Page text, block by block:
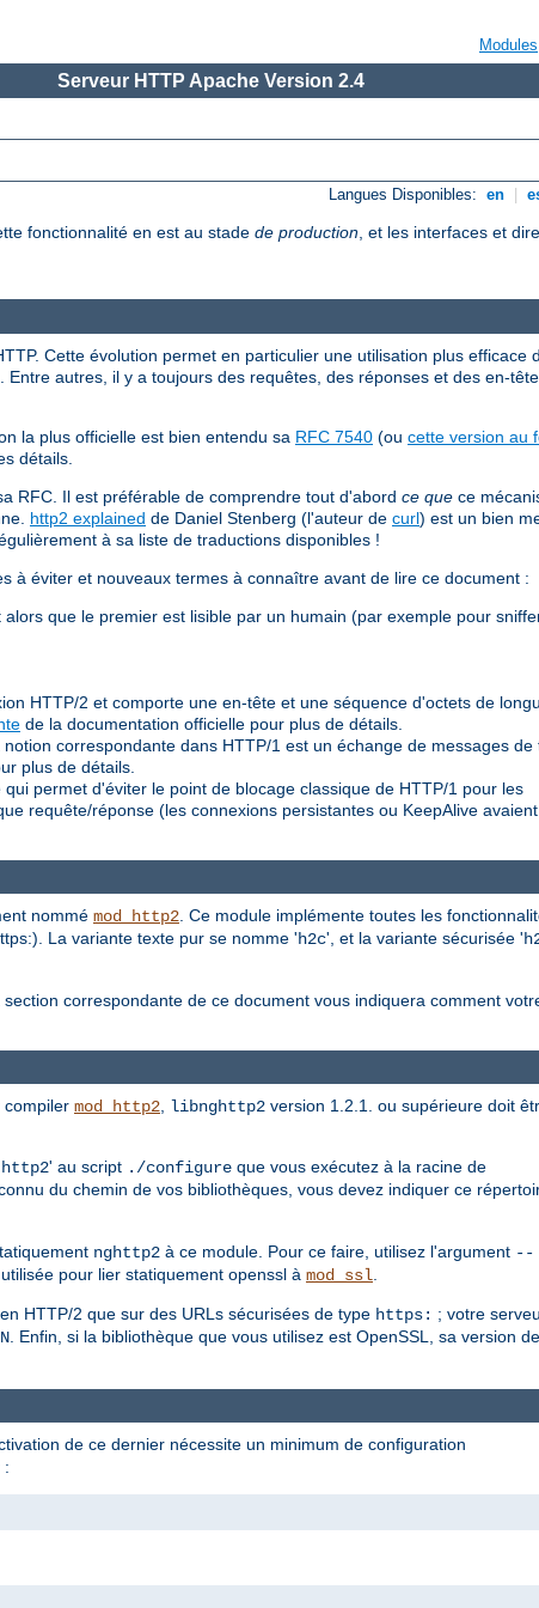
Modules
Serveur HTTP Apache Version 2.4
Langues Disponibles: en
fonctionnalité en est au stade de production, et les interfaces et
Cette évolution permet en particulier une utilisation plus efficace
autres, il y a toujours des requêtes, des réponses et des en-
la plus officielle est bien entendu sa RFC 7540 (ou cette version au
détails.
RFC. Il est préférable de comprendre tout d'abord ce que ce
http2 explained de Daniel Stenberg (l'auteur de curl) est un bien
à sa liste de traductions disponibles !
à éviter et nouveaux termes à connaître avant de lire ce document :
alors que le premier est lisible par un humain (par exemple pour
HTTP/2 et comporte une en-tête et une séquence d'octets de
de la documentation officielle pour plus de détails.
correspondante dans HTTP/1 est un échange de messages de
plus de détails.
permet d'éviter le point de blocage classique de HTTP/1 pour les
requête/réponse (les connexions persistantes ou KeepAlive avaient
nommé mod_http2 . Ce module implémente toutes les
La variante texte pur se nomme 'h2c', et la variante sécurisée '
correspondante de ce document vous indiquera comment
compiler mod_http2, libnghttp2 version 1.2.1. ou supérieure doit
' au script ./configure que vous exécutez à la racine de
du chemin de vos bibliothèques, vous devez indiquer ce
nghttp2 à ce module. Pour ce faire, utilisez l'argument --
pour lier statiquement openssl à mod_ssl.
HTTP/2 que sur des URLs sécurisées de type https: ; votre
. Enfin, si la bibliothèque que vous utilisez est OpenSSL, sa version
de ce dernier nécessite un minimum de configuration
: